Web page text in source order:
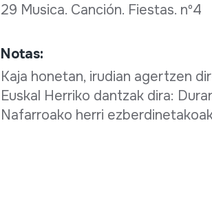
29 Musica. Canción. Fiestas. nº4
Notas:
Kaja honetan, irudian agertzen
Euskal Herriko dantzak dira:
Nafarroako herri